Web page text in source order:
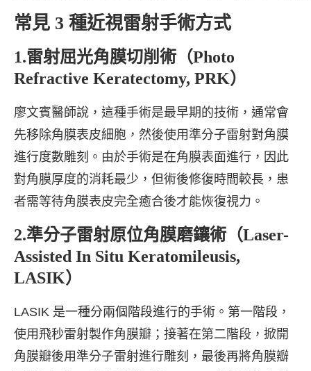
常見 3 種近視雷射手術方式
1.雷射屈光角膜切削術（Photo
Refractive Keratectomy, PRK）
廖文賓醫師說，這種手術是最早期的技術，通常會
先移除角膜表皮細胞，然後使用準分子雷射對角膜
進行度數雕刻。由於手術是在角膜表面進行，因此
對角膜厚度的消耗最少，但術後修復時間較長，患
者需等待角膜表皮完全癒合後才能恢復視力。
2.準分子雷射原位角膜磨鑲術（Laser-
Assisted In Situ Keratomileusis,
LASIK）
LASIK 是一種分兩個階段進行的手術。第一階段，
使用飛秒雷射製作角膜瓣；接著在第二階段，掀開
角膜瓣後用準分子雷射進行雕刻，最後再將角膜瓣